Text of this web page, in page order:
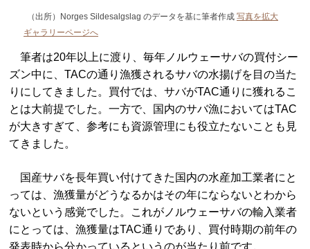
（出所）Norges Sildesalgslag のデータを基に筆者作成 写真を拡大
ギャラリーページへ
筆者は20年以上に渡り、毎年ノルウェーサバの買付シー
ズン中に、TACの通り漁獲されるサバの水揚げを目の当た
りにしてきました。買付では、サバがTAC通りに獲れるこ
とは大前提でした。一方で、国内のサバ漁においてはTAC
が大きすぎて、参考にも資源管理にも役立たないことも見
てきました。
国産サバを長年買い付けてきた国内の水産加工業者にと
っては、漁獲量がどうなるかはその年にならないとわから
ないという感覚でした。これがノルウェーサバの輸入業者
にとっては、漁獲量はTAC通りであり、買付時期の前年の
発表時から分かっているというのが当たり前です。